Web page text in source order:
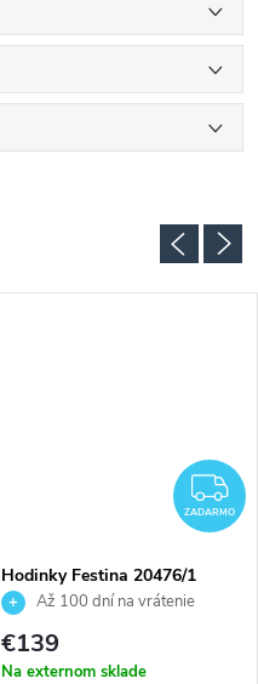
ZADARMO
Hodinky Festina 20476/1
Až 100 dní na vrátenie
tovaru. Autorizovaný predajca.
€139
Na externom sklade